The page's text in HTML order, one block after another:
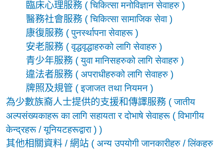
臨床心理服務 (चिकित्सा मनोविज्ञान सेवाहरु )
醫務社會服務 (चिकित्सा सामाजिक सेवा)
康復服務 (पुनर्स्थापना सेवाहरू )
安老服務 (वृद्धवृद्धाहरुको लागि सेवाहरु )
青少年服務 (युवा मानिसहरुको लागि सेवाहरु )
違法者服務 ( अपराधीहरुको लागि सेवाहरु )
牌照及規管 (इजाजत तथा नियमन )
為少數族裔人士提供的支援和傳譯服務 (जातीय
अल्पसंख्यकाहरू का लागि सहायता र दोभाषे सेवाहरू ( विभागीय
केन्द्रहरू / यूनियटहरूद्वारा ) )
其他相關資料 / 網站 ( अन्य उपयोगी जानकारीहरु / लिंकहरु